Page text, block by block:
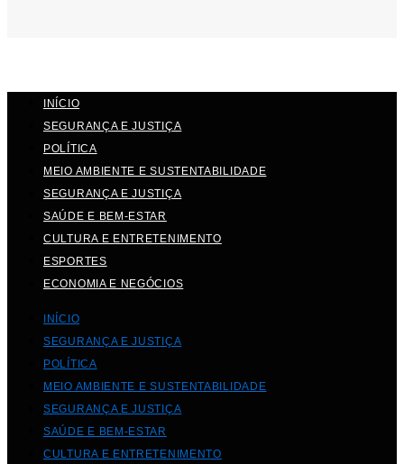
INÍCIO
SEGURANÇA E JUSTIÇA
POLÍTICA
MEIO AMBIENTE E SUSTENTABILIDADE
SEGURANÇA E JUSTIÇA
SAÚDE E BEM-ESTAR
CULTURA E ENTRETENIMENTO
ESPORTES
ECONOMIA E NEGÓCIOS
INÍCIO
SEGURANÇA E JUSTIÇA
POLÍTICA
MEIO AMBIENTE E SUSTENTABILIDADE
SEGURANÇA E JUSTIÇA
SAÚDE E BEM-ESTAR
CULTURA E ENTRETENIMENTO